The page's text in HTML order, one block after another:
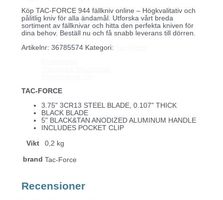
Köp TAC-FORCE 944 fällkniv online – Högkvalitativ och
pålitlig kniv för alla ändamål. Utforska vårt breda
sortiment av fällknivar och hitta den perfekta kniven för
dina behov. Beställ nu och få snabb leverans till dörren.
Artikelnr: 36785574 Kategori:
TAC-FORCE
3.75" 3CR13 STEEL BLADE, 0.107" THICK
BLACK BLADE
5" BLACK&TAN ANODIZED ALUMINUM HANDLE
INCLUDES POCKET CLIP
Vikt 0,2 kg
brand Tac-Force
Recensioner